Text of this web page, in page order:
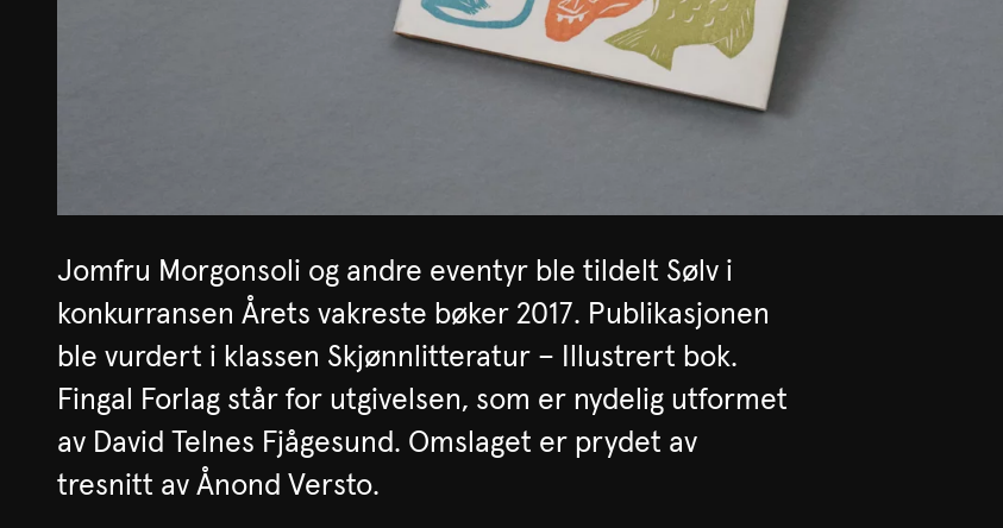
Jomfru Morgonsoli og andre eventyr ble tildelt Sølv i
konkurransen Årets vakreste bøker 2017. Publikasjonen
ble vurdert i klassen Skjønnlitteratur – Illustrert bok.
Fingal Forlag står for utgivelsen, som er nydelig utformet
av David Telnes Fjågesund. Omslaget er prydet av
tresnitt av Ånond Versto.